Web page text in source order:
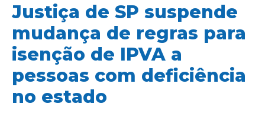
Justiça de SP suspende
mudança de regras para
isenção de IPVA a
pessoas com deficiência
no estado